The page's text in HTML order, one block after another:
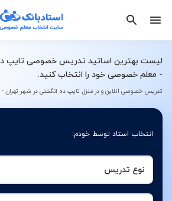
لیست بهترین اساتید تدریس خصوصی تایپ
- معلم خصوصی خود را انتخاب کنید.
تدریس خصوصی آنلاین و در منزل تایپ ده انگشتی در شهر تهران
انتخاب استاد توسط خودم:
نوع تدریس
تایپ ده